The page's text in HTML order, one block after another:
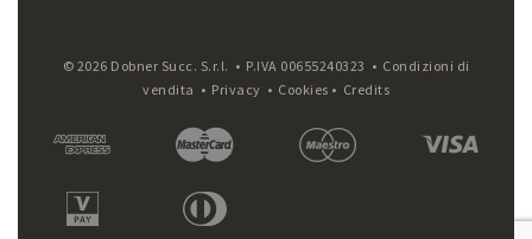
© 2026 Dobner Succ. S.r.l. • P.IVA 00655240323 • Condizioni di
vendita • Privacy • Cookies • Credits